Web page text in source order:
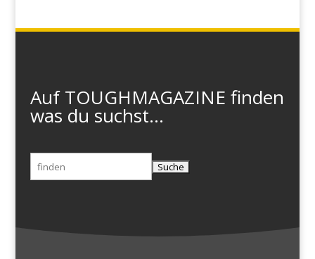
Auf TOUGHMAGAZINE finden
was du suchst...
Suchen
nach: